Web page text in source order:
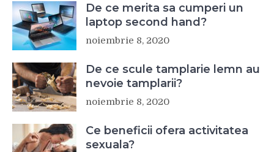
De ce merita sa cumperi un
laptop second hand?
noiembrie 8, 2020
De ce scule tamplarie lemn au
nevoie tamplarii?
noiembrie 8, 2020
Ce beneficii ofera activitatea
sexuala?